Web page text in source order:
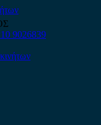
9026839